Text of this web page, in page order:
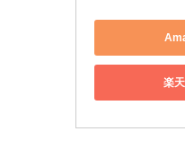
楽